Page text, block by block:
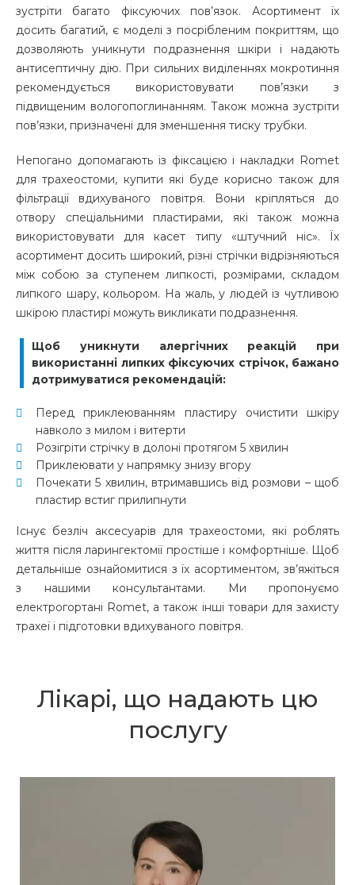
зустріти багато фіксуючих пов’язок. Асортимент їх
досить багатий, є моделі з посрібленим покриттям, що
дозволяють уникнути подразнення шкіри і надають
антисептичну дію. При сильних виділеннях мокротиння
рекомендується використовувати пов’язки з
підвищеним вологопоглинанням. Також можна зустріти
пов’язки, призначені для зменшення тиску трубки.
Непогано допомагають із фіксацією і накладки Romet
для трахеостоми, купити які буде корисно також для
фільтрації вдихуваного повітря. Вони кріпляться до
отвору спеціальними пластирами, які також можна
використовувати для касет типу «штучний ніс». Їх
асортимент досить широкий, різні стрічки відрізняються
між собою за ступенем липкості, розмірами, складом
липкого шару, кольором. На жаль, у людей із чутливою
шкірою пластирі можуть викликати подразнення.
Щоб уникнути алергічних реакцій при
використанні липких фіксуючих стрічок, бажано
дотримуватися рекомендацій:
Перед приклеюванням пластиру очистити шкіру
навколо з милом і витерти
Розігріти стрічку в долоні протягом 5 хвилин
Приклеювати у напрямку знизу вгору
Почекати 5 хвилин, втримавшись від розмови – щоб
пластир встиг прилипнути
Існує безліч аксесуарів для трахеостоми, які роблять
життя після ларингектомії простіше і комфортніше. Щоб
детальніше ознайомитися з їх асортиментом, зв’яжіться
з нашими консультантами. Ми пропонуємо
електрогортані Romet, а також інші товари для захисту
трахеї і підготовки вдихуваного повітря.
Лікарі, що надають цю
послугу